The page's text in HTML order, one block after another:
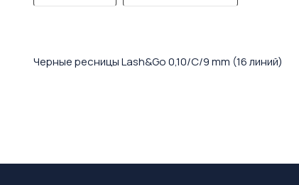
Черные ресницы Lash&Go 0,10/C/9 mm (16 линий)